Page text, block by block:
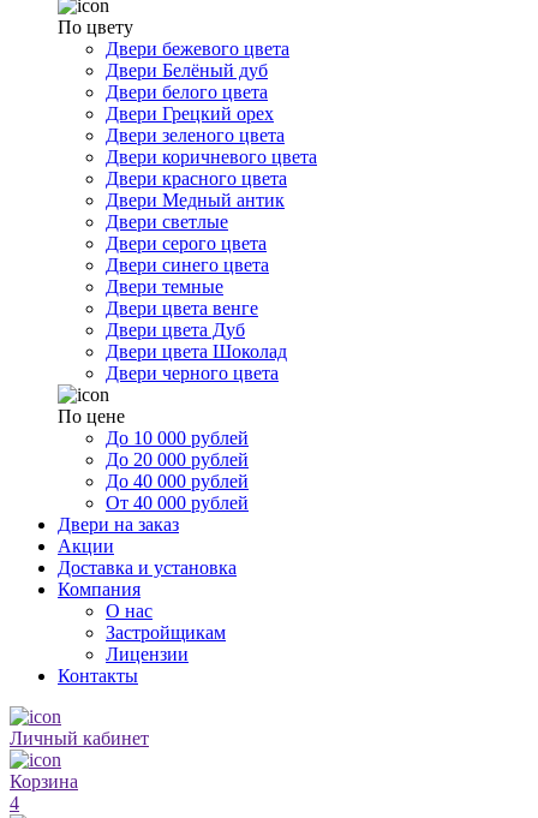
По цвету
Двери бежевого цвета
Двери Белёный дуб
Двери белого цвета
Двери Грецкий орех
Двери зеленого цвета
Двери коричневого цвета
Двери красного цвета
Двери Медный антик
Двери светлые
Двери серого цвета
Двери синего цвета
Двери темные
Двери цвета венге
Двери цвета Дуб
Двери цвета Шоколад
Двери черного цвета
По цене
До 10 000 рублей
До 20 000 рублей
До 40 000 рублей
От 40 000 рублей
Двери на заказ
Акции
Доставка и установка
Компания
О нас
Застройщикам
Лицензии
Контакты
Личный кабинет
Корзина
4